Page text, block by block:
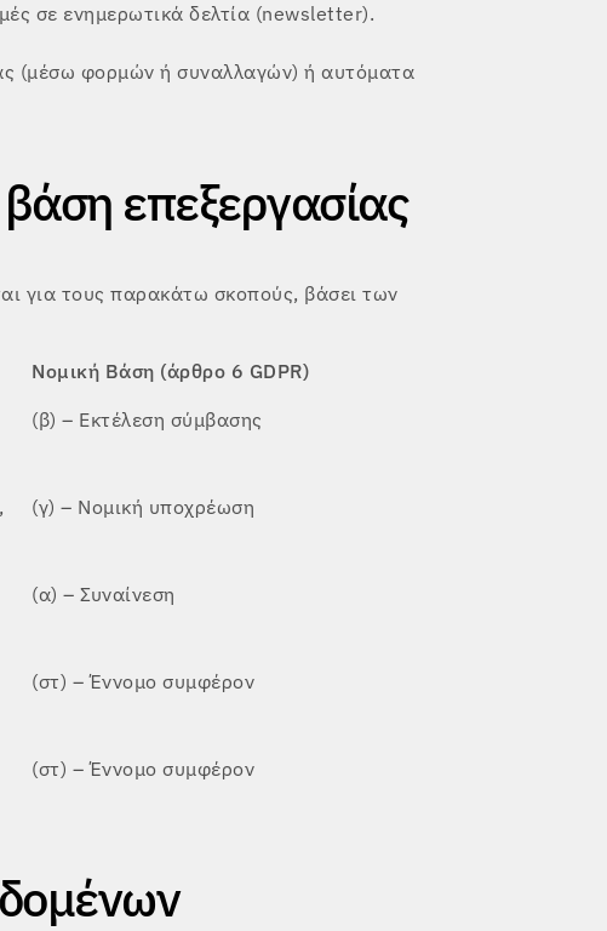
σε ενημερωτικά δελτία (newsletter).
(μέσω φορμών ή συναλλαγών) ή αυτόματα
επεξεργασίας
για τους παρακάτω σκοπούς, βάσει των
Νομική Βάση (άρθρο 6 GDPR)
(β) – Εκτέλεση σύμβασης
(γ) – Νομική υποχρέωση
(α) – Συναίνεση
(στ) – Έννομο συμφέρον
(στ) – Έννομο συμφέρον